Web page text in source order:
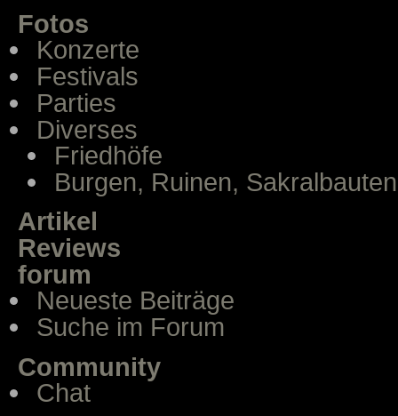
Fotos
Konzerte
Festivals
Parties
Diverses
Friedhöfe
Burgen, Ruinen, Sakralbauten
Artikel
Reviews
forum
Neueste Beiträge
Suche im Forum
Community
Chat